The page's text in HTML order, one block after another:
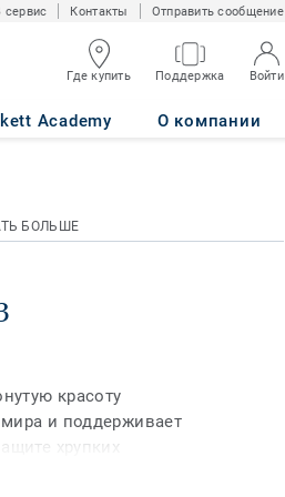
сервис Контакты Отправить сообщение
Где купить Поддержка Войти
Academy О компании
БОЛЬШЕ
красоту
и поддерживает
хрупких
неравномерное